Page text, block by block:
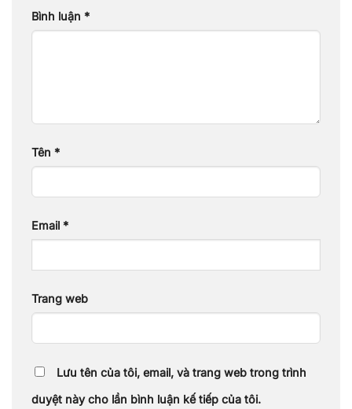
Bình luận *
Tên *
Email *
Trang web
Lưu tên của tôi, email, và trang web trong trình
duyệt này cho lần bình luận kế tiếp của tôi.